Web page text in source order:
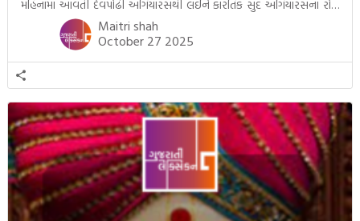
મહિનામાં આવતી દેવપોઢી અગિયારસથી લઈને કારતિક સુદ અગિયારસના રોજ
આવતી દેવ ઊઠી અગિયારસ વચ્ચે મોટેભાગે યજ્ઞોપવીત સંસ્કાર, લગ્ન,
દીક્ષાગ્રહણ, યજ્ઞ, ગૃહપ્રવેશ જેવા […]
Maitri shah
October 27 2025